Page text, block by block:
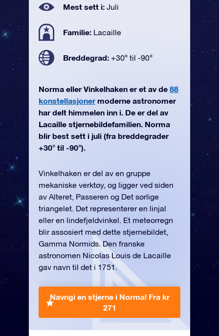
Mest sett i: Juli
Familie: Lacaille
Breddegrad: +30° til -90°
Norma eller Vinkelhaken er et av de 88
konstellasjonermoderne astronomer
har delt himmelen inn i. De er del av
Lacaille stjernebildefamilien. Norma
blir best sett i juli (fra breddegrader
+30° til -90°).
Vinkelhaken er del av en gruppe
mekaniske verktøy, og ligger ved siden
av Alteret, Passeren og Det sørlige
triangelet. Det representerer en linjal
eller en lindefjeldvinkel. Et meteorregn
blir assosiert med dette stjernebildet,
Gamma Normids. Den franske
astronomen Nicolas Louis de Lacaille
gav navn til det i 1751.
Navngi en stjerne i Norma! Fra kr
271